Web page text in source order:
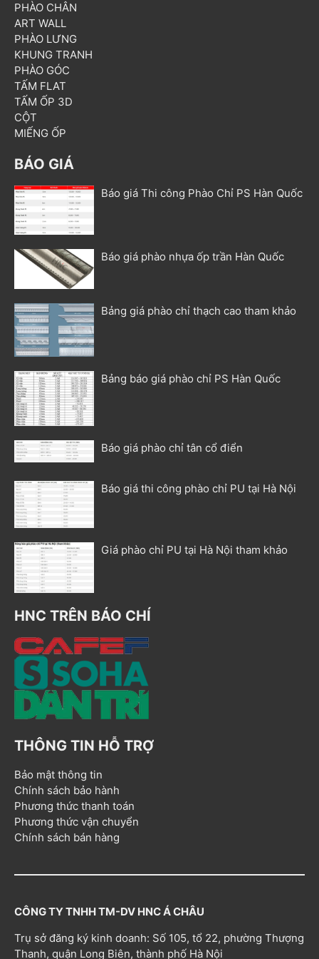
PHÀO CHÂN
ART WALL
PHÀO LƯNG
KHUNG TRANH
PHÀO GÓC
TẤM FLAT
TẤM ỐP 3D
CỘT
MIẾNG ỐP
BÁO GIÁ
Báo giá Thi công Phào Chỉ PS Hàn Quốc
Báo giá phào nhựa ốp trần Hàn Quốc
Bảng giá phào chỉ thạch cao tham khảo
Bảng báo giá phào chỉ PS Hàn Quốc
Báo giá phào chỉ tân cổ điển
Báo giá thi công phào chỉ PU tại Hà Nội
Giá phào chỉ PU tại Hà Nội tham khảo
HNC TRÊN BÁO CHÍ
THÔNG TIN HỖ TRỢ
Bảo mật thông tin
Chính sách bảo hành
Phương thức thanh toán
Phương thức vận chuyển
Chính sách bán hàng
CÔNG TY TNHH TM-DV HNC Á CHÂU
Trụ sở đăng ký kinh doanh: Số 105, tổ 22, phường Thượng
Thanh, quận Long Biên, thành phố Hà Nội